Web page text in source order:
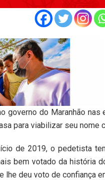
governo do Maranhão
para viabilizar seu nome
de 2019, o pedetista
bem votado da história
lhe deu voto de confiança